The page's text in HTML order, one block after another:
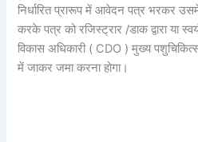
निर्धारित प्रारूप में आवेदन पत्र भरकर
करके पत्र को रजिस्ट्रार /डाक द्वारा या
विकास अधिकारी ( CDO ) मुख्य
में जाकर जमा करना होगा।